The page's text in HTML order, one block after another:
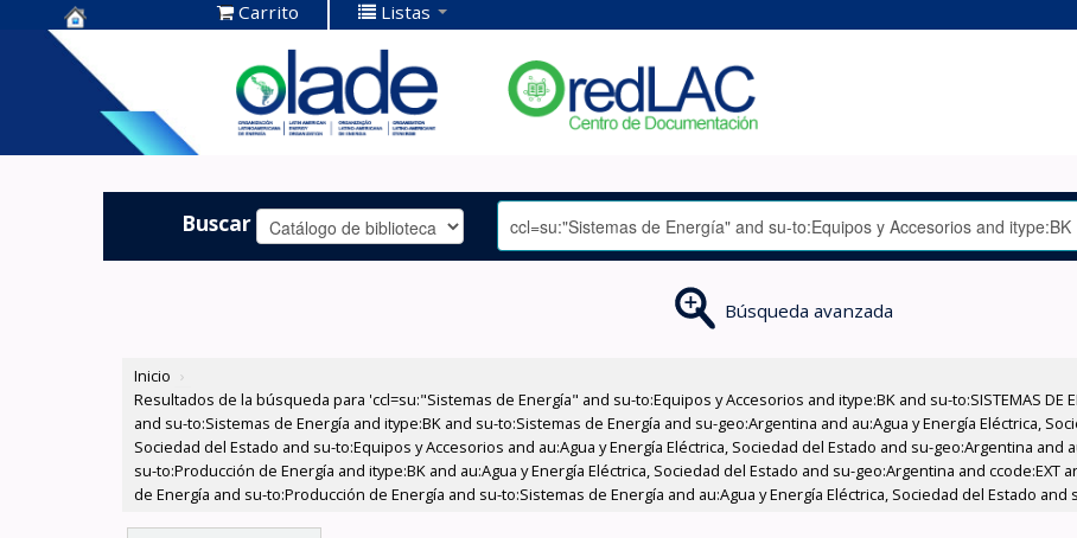
Centro de
Documentación
OLADE -
Carrito Listas
Buscar
Búsqueda avanzada
Inicio ›
Resultados de la búsqueda para 'ccl=su:"Sistemas de Energía" and su-to:Equipos y Accesorios and itype:BK and su-to:SISTEMAS DE
and su-to:Sistemas de Energía and itype:BK and su-to:Sistemas de Energía and su-geo:Argentina and au:Agua y Energía Eléctrica,
Sociedad del Estado and su-to:Equipos y Accesorios and au:Agua y Energía Eléctrica, Sociedad del Estado and su-geo:Argentina and
su-to:Producción de Energía and itype:BK and au:Agua y Energía Eléctrica, Sociedad del Estado and su-geo:Argentina and
de Energía and su-to:Producción de Energía and su-to:Sistemas de Energía and au:Agua y Energía Eléctrica, Sociedad del Estado